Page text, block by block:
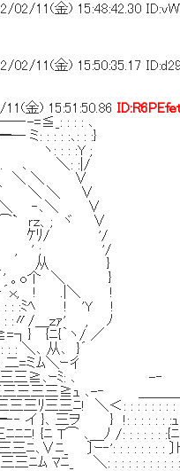
02/11(金) 15:48:42.30
02/11(金) 15:50:35.17
金) 15:51:50.86
: : : ､
: : : : :､: : :}
: : : :Y ;
. ､ ＼: :|/
＼ ＼ ∨
｀ ＼ ＼ ∨
＼ ‐､＼ ∨
ｒｚ、; ヾ ∨
ｹﾘ/ '/
､ , ' ; '/
=_ _ 从 }
'ｰ ' 。o个 ＼ }
´ｘ, ! .|＼ ! ドラゴン
: : :.i: : : : :ﾐﾍ !
j: : : :〃/＿ｚｧ' , ﾉ こ
: : : : !≧=┐} {ﾆ{｀
: : : : : ; : : : : ＼､
￣￣｀ヾ-‐ 二=
: : : : :ノ ≦三三≧､
三三三三三三≧ｭ ､-
三三ﾘ三三ﾆ! ＼＜: : : : : : :
}､ 三ヲ } !: : : : : : :ｭ
ﾆ T⌒ ､＿ﾉ /: : : : : :
〕ｰ‐': : : : : : : : 〕ト
ﾆ_ ＼: : : : : : : : : : :